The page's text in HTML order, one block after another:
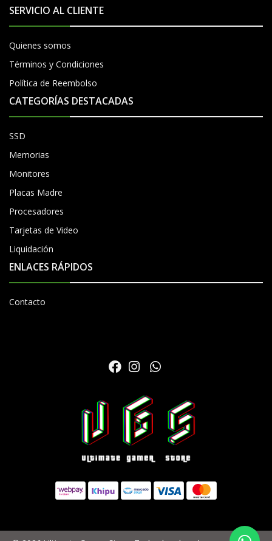
SERVICIO AL CLIENTE
Quienes somos
Términos y Condiciones
Política de Reembolso
CATEGORÍAS DESTACADAS
SSD
Memorias
Monitores
Placas Madre
Procesadores
Tarjetas de Video
Liquidación
ENLACES RÁPIDOS
Contacto